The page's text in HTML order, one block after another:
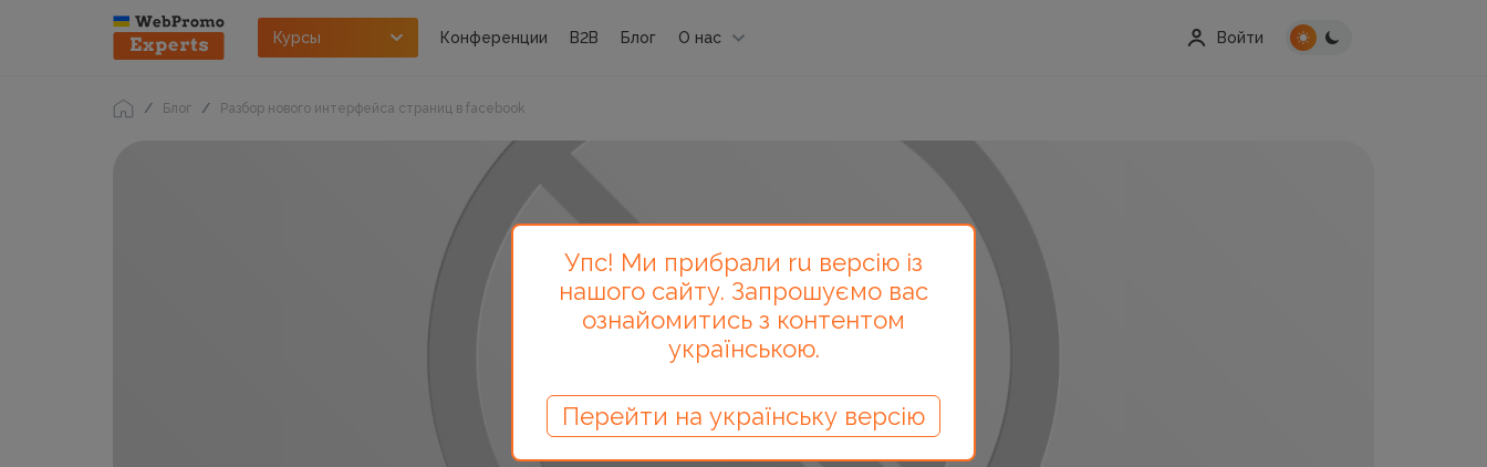
Курсы Конференции B2B Блог О нас Войти
Блог Разбор нового интерфейса страниц в facebook
Упс! Ми прибрали ru версію із
нашого сайту. Запрошуємо вас
ознайомитись з контентом
українською.
Перейти на українську версію